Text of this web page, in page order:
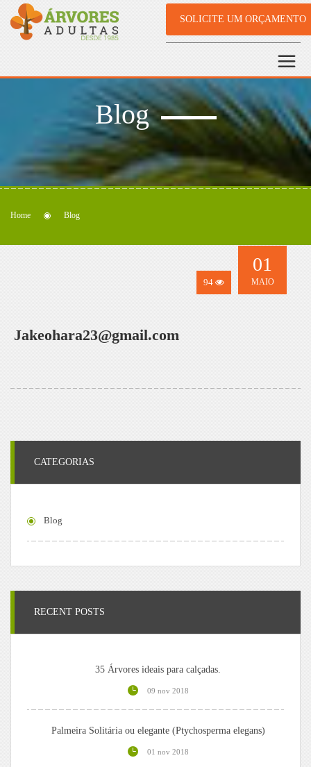
SOLICITE UM ORÇAMENTO
Blog
Home Blog
94
01
MAIO
Jakeohara23@gmail.com
CATEGORIAS
Blog
RECENT POSTS
35 Árvores ideais para calçadas.
09 nov 2018
Palmeira Solitária ou elegante (Ptychosperma elegans)
01 nov 2018